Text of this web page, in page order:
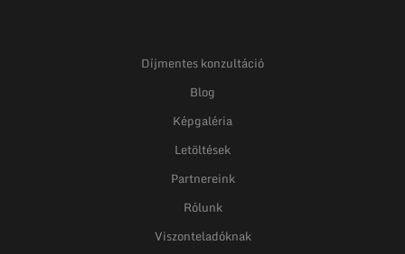
Díjmentes konzultáció
Blog
Képgaléria
Letöltések
Partnereink
Rólunk
Viszonteladóknak